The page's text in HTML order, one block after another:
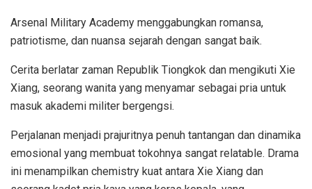
Arsenal Military Academy menggabungkan romansa,
patriotisme, dan nuansa sejarah dengan sangat baik.
Cerita berlatar zaman Republik Tiongkok dan mengikuti Xie
Xiang, seorang wanita yang menyamar sebagai pria untuk
masuk akademi militer bergengsi.
Perjalanan menjadi prajuritnya penuh tantangan dan dinamika
emosional yang membuat tokohnya sangat relatable. Drama
ini menampilkan chemistry kuat antara Xie Xiang dan